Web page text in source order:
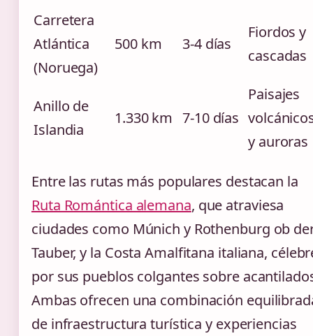
Carretera
Atlántica
(Noruega)
500 km 3-4 días
Fiordos y
cascadas
Anillo de
Islandia
1.330 km 7-10 días
Paisajes
y auroras
Entre las rutas más populares destacan la
Ruta Romántica alemana, que atraviesa
ciudades como Múnich y Rothenburg ob
Tauber, y la Costa Amalfitana italiana,
por sus pueblos colgantes sobre
Ambas ofrecen una combinación
de infraestructura turística y experiencias